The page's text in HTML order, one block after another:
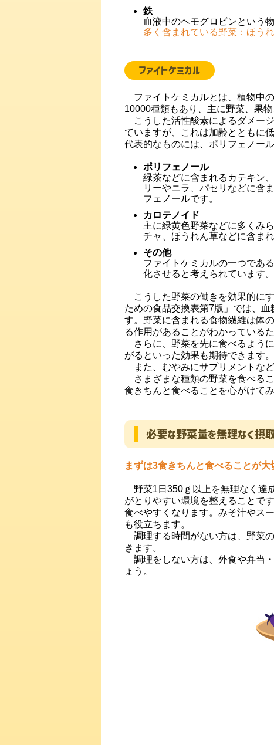
鉄
血液中のヘモグロビンという
多く含まれている野菜：ほう
ファイトケミカル
ファイトケミカルとは、植物中
10000種類もあり、主に野菜、果
こうした活性酸素によるダメー
ていますが、これは加齢とともに
代表的なものには、ポリフェノー
ポリフェノール
緑茶などに含まれるカテキン
リーやニラ、パセリなどに含
フェノールです。
カロテノイド
主に緑黄色野菜などに多くみ
チャ、ほうれん草などに含ま
その他
ファイトケミカルの一つであ
化させると考えられています。
こうした野菜の働きを効果的に
ための食品交換表第7版」では、
す。野菜に含まれる食物繊維は体
る作用があることがわかっているた
さらに、野菜を先に食べるよう
がるといった効果も期待できます。
また、むやみにサプリメントな
さまざまな種類の野菜を食べる
食きちんと食べることを心がけてみ
必要な野菜量を無理なく摂
まずは3食きちんと食べることが大
野菜1日350ｇ以上を無理なく達
がとりやすい環境を整えることで
食べやすくなります。みそ汁やス
も役立ちます。
調理する時間がない方は、野菜
きます。
調理をしない方は、外食や弁当
ょう。